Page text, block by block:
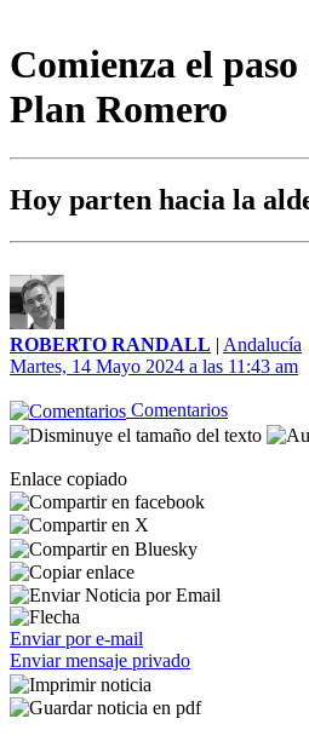
Comienza el
Plan Romero
Hoy parten hacia la
ROBERTO RANDALL | Andalucía
Martes, 14 Mayo 2024 a las 11:43 am
Comentarios
Enlace copiado
Enviar por e-mail
Enviar mensaje privado